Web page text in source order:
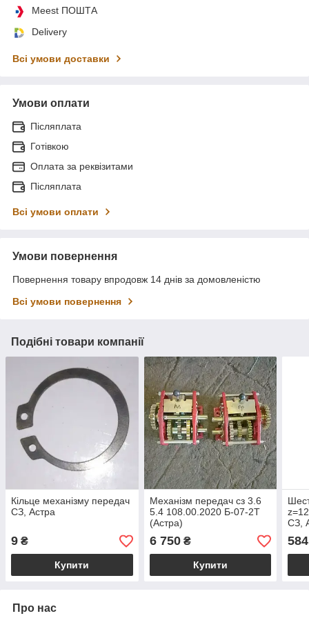
Meest ПОШТА
Delivery
Всі умови доставки
Умови оплати
Післяплата
Готівкою
Оплата за реквізитами
Післяплата
Всі умови оплати
Умови повернення
Повернення товару впродовж 14 днів за домовленістю
Всі умови повернення
Подібні товари компанії
Кільце механізму передач
СЗ, Астра
9 ₴
Купити
Механізм передач сз 3.6
5.4 108.00.2020 Б-07-2Т
(Астра)
6 750₴
Купити
СЗ,
584
Про нас